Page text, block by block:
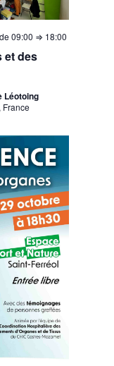
et des
09:00 ⇒ 18:00
Léotoing
France